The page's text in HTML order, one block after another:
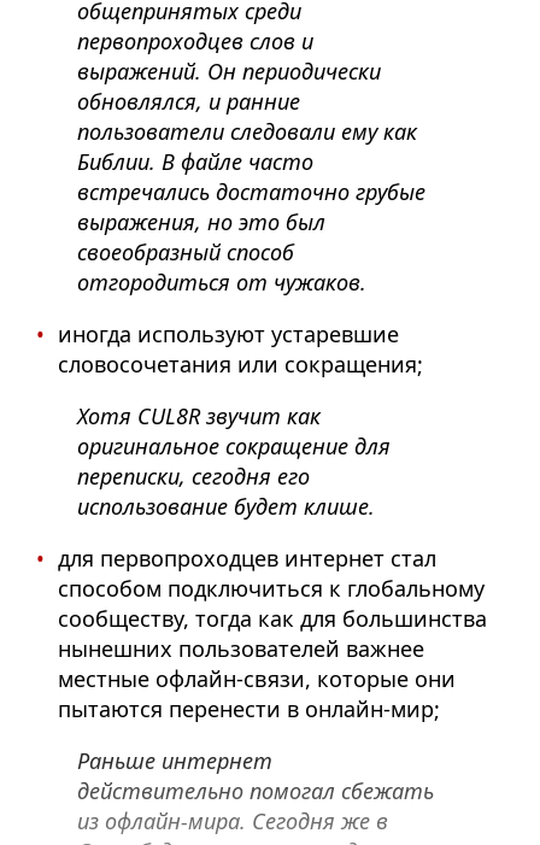
общепринятых среди
первопроходцев слов и
выражений. Он периодически
обновлялся, и ранние
пользователи следовали ему как
Библии. В файле часто
встречались достаточно грубые
выражения, но это был
своеобразный способ
отгородиться от чужаков.
иногда используют устаревшие
словосочетания или сокращения;
Хотя CUL8Rзвучит как
оригинальное сокращение для
переписки, сегодня его
использование будет клише.
для первопроходцев интернет стал
способом подключиться к глобальному
сообществу, тогда как для большинства
нынешних пользователей важнее
местные офлайн-связи, которые они
пытаются перенести в онлайн-мир;
Раньше интернет
действительно помогал сбежать
из офлайн-мира. Сегодня же в